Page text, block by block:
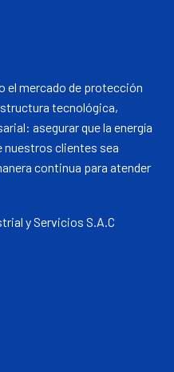
el mercado de protección
tecnológica,
asegurar que la energía
nuestros clientes sea
continua para atender
y Servicios S.A.C